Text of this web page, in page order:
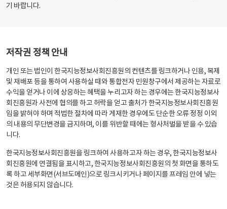
기 바랍니다.
저작권 정책 안내
개인 또는 법인이 한국지능정보사회진흥원의 컨텐츠를 링크하거나 인용, 복제
및 재배포 등을 통하여 사용하실 때와 통합전자 민원창구에서 제공하는 자료로
수익을 얻거나 이에 상응하는 혜택을 누리고자 하는 경우에는 한국지능정보사
회진흥원과 사전에 협의를 하고 허락을 얻고 출처가 한국지능정보사회진흥원
임을 밝혀야 하며 적법한 절차에 따라 게재한 경우에도 단순한 오류 정정 이외
의 내용의 무단변경을 금지하며, 이를 위반할 때에는 형사처벌을 받을 수 있습
니다.
한국지능정보사회진흥원을 링크하여 사용하고자 하는 경우, 한국지능정보사
회진흥원에 연결됨을 표시하고, 한국지능정보사회진흥원의 첫 화면을 통하도
록 하고 세부화면(서브도메인)으로 링크시키거나 페이지를 프레임 안에 넣는
것은 허용되지 않습니다.